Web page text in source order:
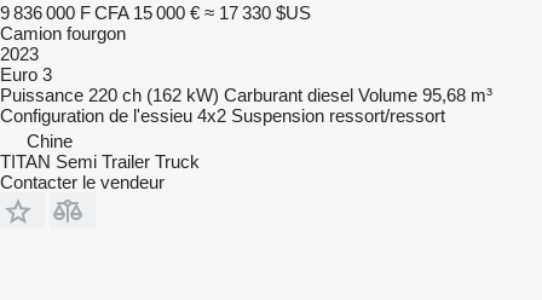
9 836 000 F CFA 15 000 € ≈ 17 330 $US
Camion fourgon
2023
Euro 3
Puissance 220 ch (162 kW) Carburant diesel Volume 95,68 m³
Configuration de l'essieu 4x2 Suspension ressort/ressort
Chine
TITAN Semi Trailer Truck
Contacter le vendeur